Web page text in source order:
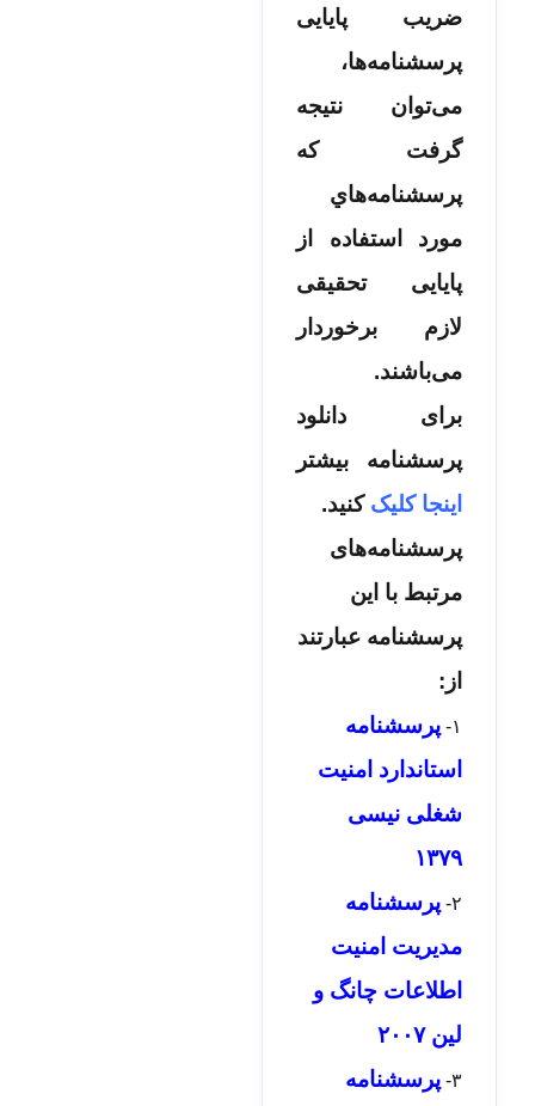
ضریب پایایی
پرسشنامه‌­ها،
می‌توان نتیجه
گرفت که
پرسشنامه‌­هاي
مورد استفاده از
پایایی تحقیقی
لازم برخوردار
می‌­باشند.
برای دانلود
پرسشنامه بیشتر
اینجا کلیک کنید.
پرسشنامه‌های
مرتبط با این
پرسشنامه عبارتند
از:
۱-
پرسشنامه
استاندارد امنیت
شغلی نیسی
۱۳۷۹
۲- پرسشنامه
مدیریت امنیت
اطلاعات چانگ و
لین ۲۰۰۷
۳- پرسشنامه